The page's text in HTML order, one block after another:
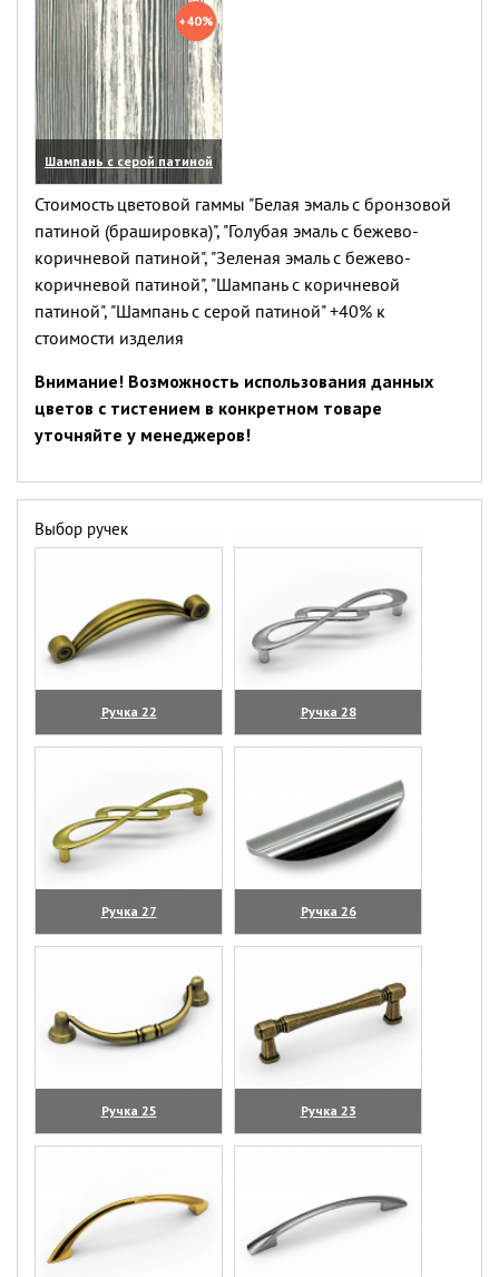
+40%
Шампань с серой патиной
(увеличить)
Стоимость цветовой гаммы "Белая эмаль с бронзовой
патиной (брашировка)", "Голубая эмаль с бежево-
коричневой патиной", "Зеленая эмаль с бежево-
коричневой патиной", "Шампань с коричневой
патиной", "Шампань с серой патиной" +40% к
стоимости изделия
Внимание! Возможность использования данных
цветов с тистением в конкретном товаре
уточняйте у менеджеров!
Выбор ручек
Ручка 22
(увеличить)
Ручка 28
(увеличить)
Ручка 27
(увеличить)
Ручка 26
(увеличить)
Ручка 25
(увеличить)
Ручка 23
(увеличить)